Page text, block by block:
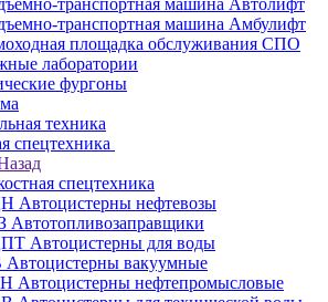
транспортная машина Автолифт
транспортная машина Амбулифт
площадка обслуживания СПО
лаборатории
фургоны
техника
спецтехника
спецтехника
Автоцистерны нефтевозы
Автотопливозаправщики
Автоцистерны для воды
вакуумные
Автоцистерны нефтепромысловые